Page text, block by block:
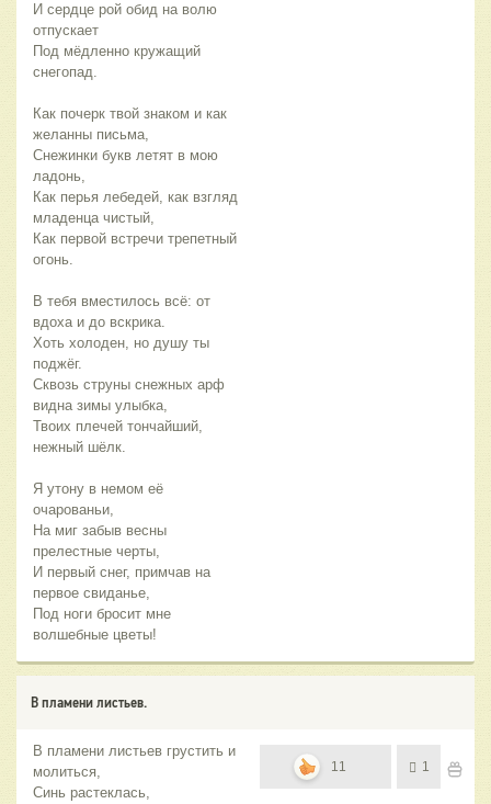
И сердце рой обид на волю
отпускает
Под мёдленно кружащий
снегопад.
Как почерк твой знаком и как
желанны письма,
Снежинки букв летят в мою
ладонь,
Как перья лебедей, как взгляд
младенца чистый,
Как первой встречи трепетный
огонь.
В тебя вместилось всё: от
вдоха и до вскрика.
Хоть холоден, но душу ты
поджёг.
Сквозь струны снежных арф
видна зимы улыбка,
Твоих плечей тончайший,
нежный шёлк.
Я утону в немом её
очарованьи,
На миг забыв весны
прелестные черты,
И первый снег, примчав на
первое свиданье,
Под ноги бросит мне
волшебные цветы!
В пламени листьев.
В пламени листьев грустить и
молиться,
Синь растеклась,
11 1